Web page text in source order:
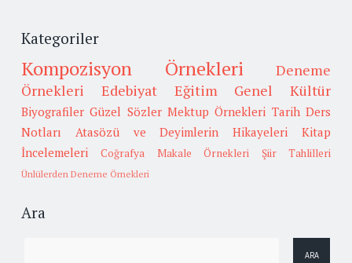
Kategoriler
Kompozisyon Örnekleri
Deneme
Örnekleri
Edebiyat Eğitim Genel Kültür
Biyografiler Güzel Sözler Mektup Örnekleri Tarih Ders
Notları
Atasözü ve Deyimlerin Hikayeleri
Kitap
İncelemeleri
Coğrafya Makale Örnekleri Şiir Tahlilleri
Ünlülerden Deneme Örnekleri
Ara